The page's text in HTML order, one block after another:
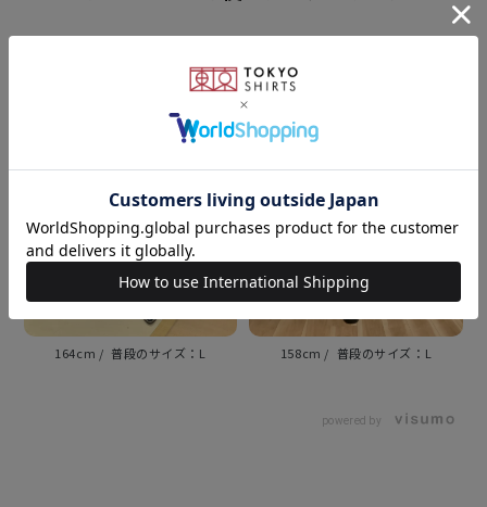
スタンド衿
素材
ポリエステル100%
UVカット加工
L
164cm L
158cm
powered by